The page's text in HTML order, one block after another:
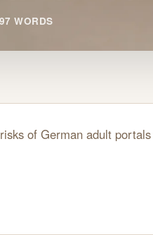
WORDS
of German adult